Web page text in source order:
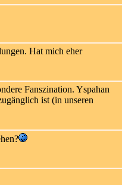
Hat mich eher
Fanszination. Yspahan
ist (in unseren